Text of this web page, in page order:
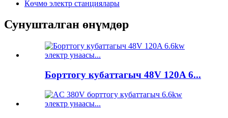
Көчмө электр станциялары
Сунушталган өнүмдөр
Борттогу кубаттагыч 48V 120A 6...